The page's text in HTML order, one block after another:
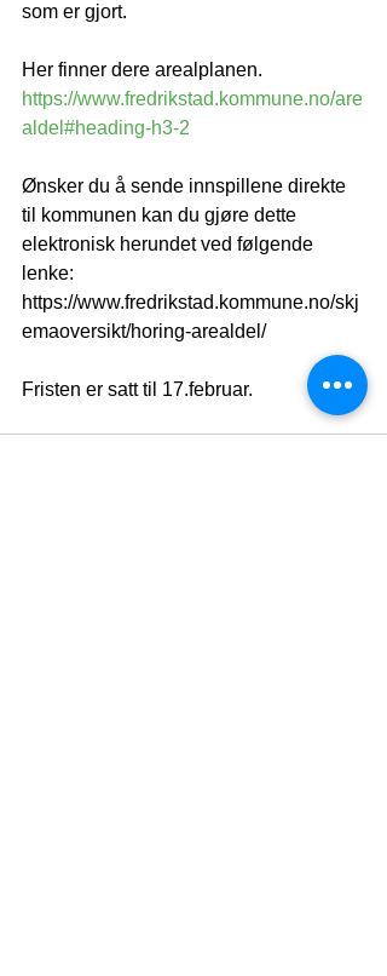
som er gjort.
Her finner dere arealplanen.
https://www.fredrikstad.kommune.no/are
aldel#heading-h3-2
Ønsker du å sende innspillene direkte
til kommunen kan du gjøre dette
elektronisk herundet ved følgende
lenke:
https://www.fredrikstad.kommune.no/skj
emaoversikt/horing-arealdel/
Fristen er satt til 17.februar.